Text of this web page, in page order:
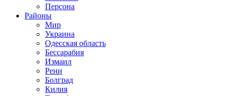
Персона
Районы
Мир
Украина
Одесская область
Бессарабия
Измаил
Рени
Болград
Килия